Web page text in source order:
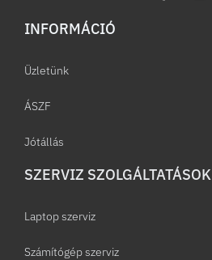
INFORMÁCIÓ​
Üzletünk
ÁSZF
Jótállás
SZERVIZ SZOLGÁLTATÁSOK
Laptop szerviz
Számítógép szerviz